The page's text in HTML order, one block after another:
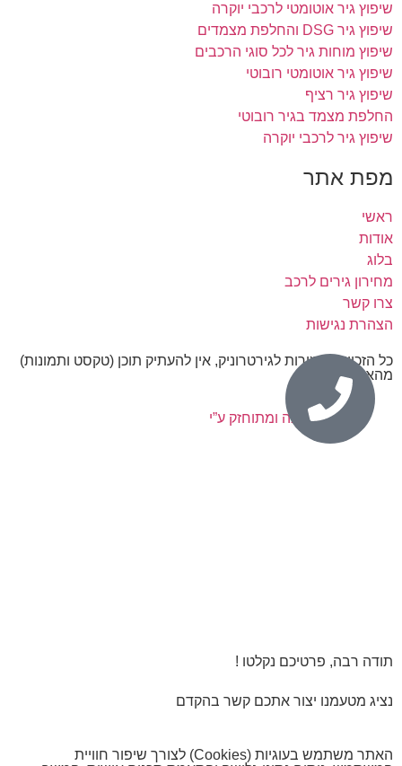
שיפוץ גיר אוטומטי לרכבי יוקרה
שיפוץ גיר DSG והחלפת מצמדים
שיפוץ מוחות גיר לכל סוגי הרכבים
שיפוץ גיר אוטומטי רובוטי
שיפוץ גיר רציף
החלפת מצמד בגיר רובוטי
שיפוץ גיר לרכבי יוקרה
מפת אתר
ראשי
אודות
בלוג
מחירון גירים לרכב
צרו קשר
הצהרת נגישות
כל הזכויות שמורות לגירטרוניק, אין להעתיק תוכן (טקסט ותמונות)
מהאתר.
נבנה ומתוחזק ע”י
תודה רבה, פרטיכם נקלטו !
נציג מטעמנו יצור אתכם קשר בהקדם
האתר משתמש בעוגיות (Cookies) לצורך שיפור חוויית